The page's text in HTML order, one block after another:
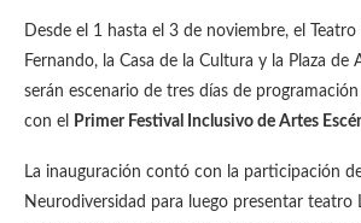
Desde el 1 hasta el 3 de noviembre, el
Fernando, la Casa de la Cultura y la Plaza de
serán escenario de tres días de
con el
Primer Festival Inclusivo de Artes
La inauguración contó con la participación
Neurodiversidad para luego presentar teatro